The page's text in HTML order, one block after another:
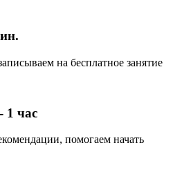
на бесплатное занятие
1 час
помогаем начать